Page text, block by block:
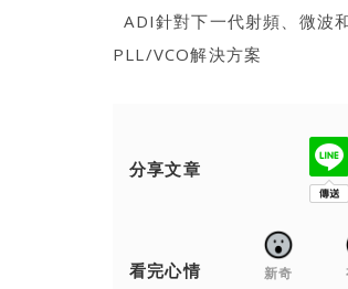
ADI針對下一代射頻、微波
PLL/VCO解決方案
分享文章
看完心情
新奇